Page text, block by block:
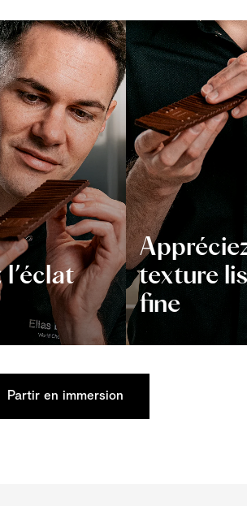
texture
fine
Partir en immersion